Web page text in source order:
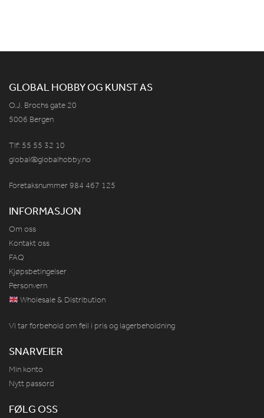
GLOBAL HOBBY OG KUNST AS
O.J. Brochs gate 20
5006 Bergen
Tlf: 55 55 32 10
global@globalhobby.no
Foretaksnummer 984 467 125
INFORMASJON
Om oss
Kontakt oss
FAQ
Kjøpsbetingelser
Personvern
Wholesale & Distribution
Vi tar forbehold om feil i pris og lagerbeholdning
SNARVEIER
Min konto
Nytt passord
FØLG OSS